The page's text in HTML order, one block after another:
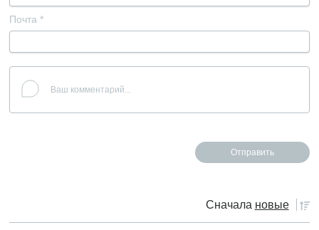
Почта *
Сначала новые